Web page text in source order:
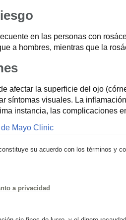
en las personas con
a hombres, mientras que la
afectar la superficie del ojo
síntomas visuales. La
instancia, las complicaciones
Mayo Clinic
su acuerdo con los términos y
a privacidad